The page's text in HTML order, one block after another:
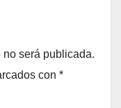
será publicada.
con *